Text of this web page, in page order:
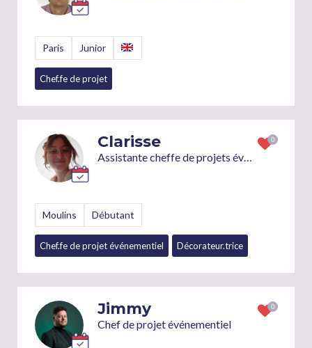
Paris Junior
Chef.fe de projet
Clarisse
Assistante cheffe de projets événementiels / cheffe de projets événementiels junior / décoratrice d'événements
Moulins Débutant
Chef.fe de projet événementiel Décorateur.trice
Jimmy
Chef de projet événementiel